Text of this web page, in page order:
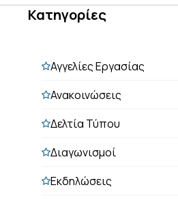
Κατηγορίες
Αγγελίες Εργασίας
Ανακοινώσεις
Δελτία Τύπου
Διαγωνισμοί
Εκδηλώσεις